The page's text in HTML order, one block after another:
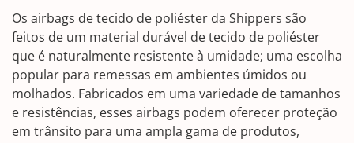
Os airbags de tecido de poliéster da Shippers são
feitos de um material durável de tecido de poliéster
que é naturalmente resistente à umidade; uma escolha
popular para remessas em ambientes úmidos ou
molhados. Fabricados em uma variedade de tamanhos
e resistências, esses airbags podem oferecer proteção
em trânsito para uma ampla gama de produtos,